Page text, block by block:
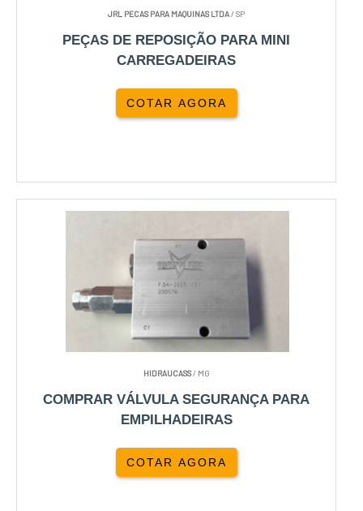
JRL PECAS PARA MAQUINAS LTDA/ SP
PEÇAS DE REPOSIÇÃO PARA MINI
CARREGADEIRAS
COTAR AGORA
HIDRAUCASS/ MG
COMPRAR VÁLVULA SEGURANÇA PARA
EMPILHADEIRAS
COTAR AGORA